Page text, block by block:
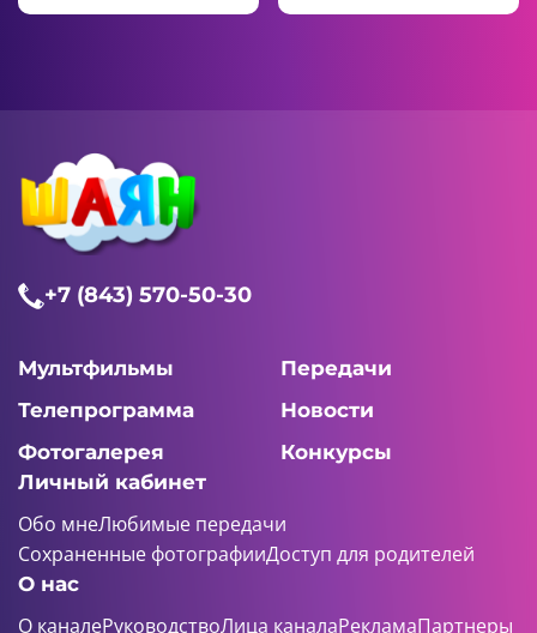
+7 (843) 570-50-30
Мультфильмы
Передачи
Телепрограмма
Новости
Фотогалерея
Конкурсы
Личный кабинет
Обо мнеЛюбимые передачи
Сохраненные фотографииДоступ для родителей
О нас
О каналеРуководствоЛица каналаРекламаПартнеры